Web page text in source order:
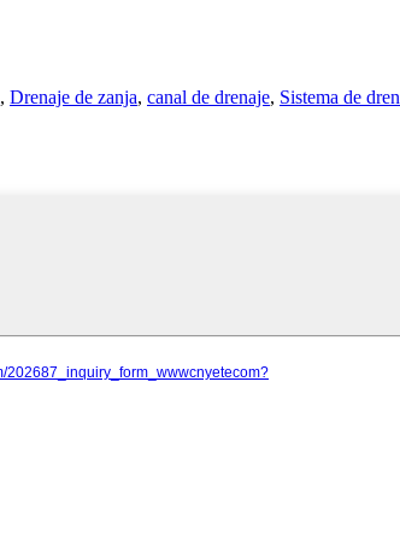
, Drenaje de zanja, canal de drenaje, Sistema de